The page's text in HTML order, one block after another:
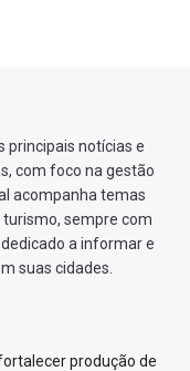
principais notícias e
com foco na gestão
acompanha temas
sempre com
a informar e
suas cidades.
produção de